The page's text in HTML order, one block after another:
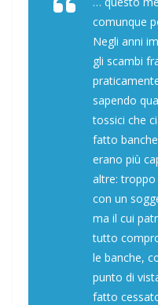
comunque
Negli anni
gli scambi
sapendo
tossici che
fatto
erano più
altre:
con un
ma il cui
tutto
le banche,
punto di
fatto